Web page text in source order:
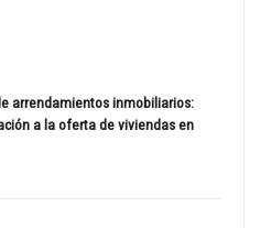
arrendamientos inmobiliarios:
a la oferta de viviendas en